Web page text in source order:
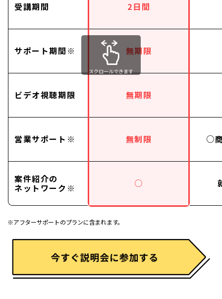
受講期間
サポート期間※
ビデオ視聴期限
営業サポート※
案件紹介の
ネットワーク※
2日間
無期限
無期限
無制限
○
○
スクロールできます
※アフターサポートのプランに含まれます。